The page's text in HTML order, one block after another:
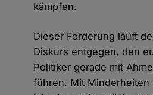
kämpfen.
Dieser Forderung läuft
Diskurs entgegen, den
Politiker gerade mit
führen. Mit Minderheiten